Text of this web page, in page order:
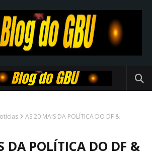
AS 20 MAIS DA POLÍTICA DO DF &
DA POLÍTICA DO DF &